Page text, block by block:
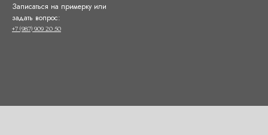
Записаться на примерку или
задать вопрос:
+7 (987) 909 20 50